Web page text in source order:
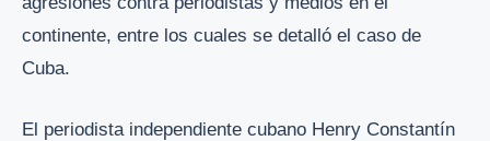
continente, entre los cuales se detalló el caso de
Cuba.
El periodista independiente cubano Henry Constantín